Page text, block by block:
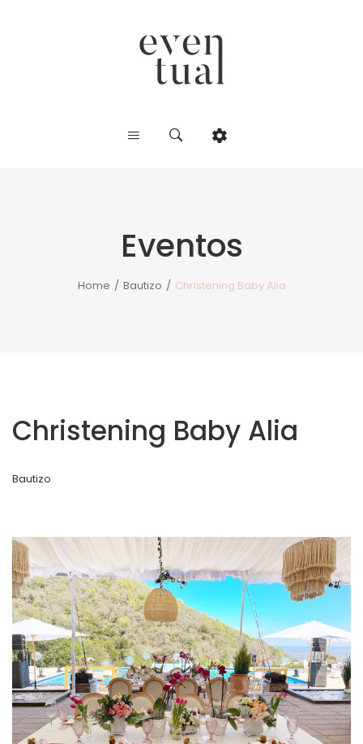
Eventos
Home / Bautizo / Christening Baby Alia
Christening Baby Alia
Bautizo